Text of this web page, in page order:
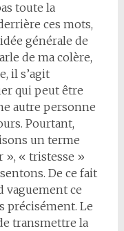
toute la
ces mots,
générale de
de ma colère,
il s’agit
qui peut être
autre personne
Pourtant,
un terme
», « tristesse »
De ce fait
ce
précisément. Le
transmettre la